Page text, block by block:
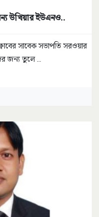
উখিয়ার ইউএনও..
সাবেক সভাপতি সরওয়ার
জন্য তুলে...